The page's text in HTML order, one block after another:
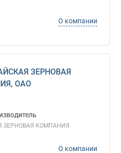
О компании
ЗЕРНОВАЯ
ОАО
ЗЕРНОВАЯ КОМПАНИЯ
О компании